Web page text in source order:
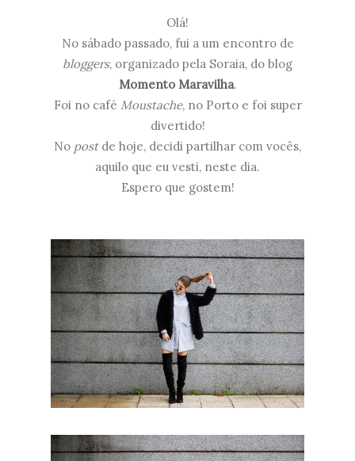
Olá!
No sábado passado, fui a um encontro de
bloggers, organizado pela Soraia, do blog
Momento Maravilha.
Foi no café Moustache, no Porto e foi super
divertido!
No post de hoje, decidi partilhar com vocês,
aquilo que eu vesti, neste dia.
Espero que gostem!